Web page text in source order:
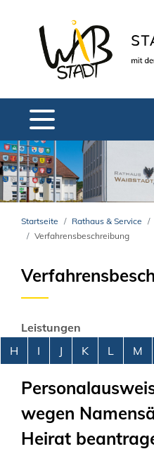
Startseite Rathaus & Service
Verfahrensbeschreibung
Leistungen
Alphabetisches
H I J K L M
wegen
Heirat